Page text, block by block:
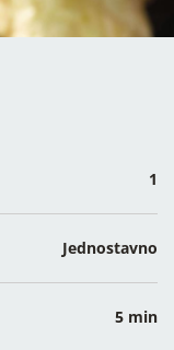
1
Jednostavno
5 min